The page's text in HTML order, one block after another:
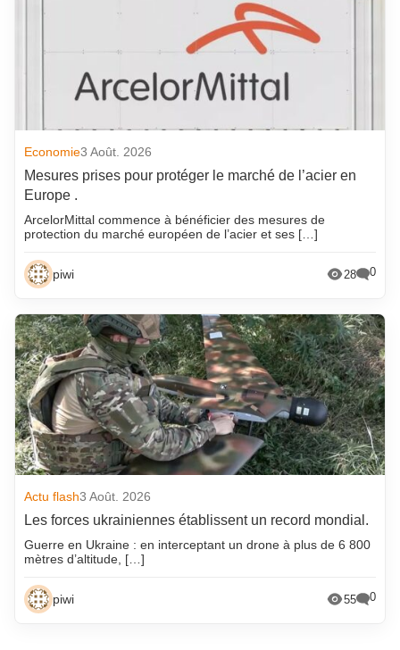
Economie3 Août. 2026
Mesures prises pour protéger le marché de l’acier en
Europe .
ArcelorMittal commence à bénéficier des mesures de
protection du marché européen de l’acier et ses […]
piwi 28 0
Actu flash3 Août. 2026
Les forces ukrainiennes établissent un record mondial.
Guerre en Ukraine : en interceptant un drone à plus de 6 800
mètres d’altitude, […]
piwi 55 0